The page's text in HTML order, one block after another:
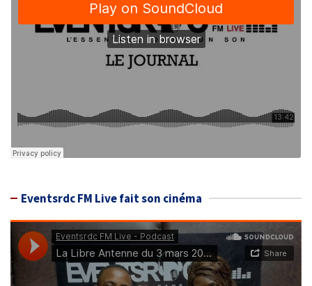
Eventsrdc FM Live fait son cinéma